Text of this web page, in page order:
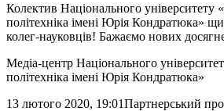
Колектив Національного університету
політехніка імені Юрія Кондратюка»
колег-науковців! Бажаємо нових
Медіа-центр Національного
політехніка імені Юрія Кондратюка»
13 лютого 2020, 19:01Партнерський